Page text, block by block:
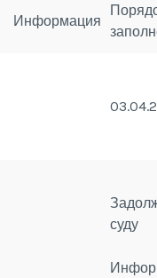
Информация
суду